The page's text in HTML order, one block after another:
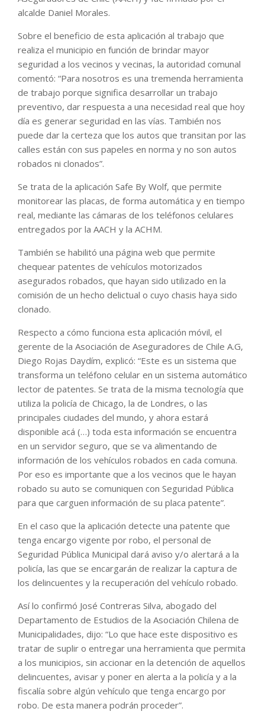
alcalde Daniel Morales.
Sobre el beneficio de esta aplicación al trabajo que
realiza el municipio en función de brindar mayor
seguridad a los vecinos y vecinas, la autoridad comunal
comentó: “Para nosotros es una tremenda herramienta
de trabajo porque significa desarrollar un trabajo
preventivo, dar respuesta a una necesidad real que hoy
día es generar seguridad en las vías. También nos
puede dar la certeza que los autos que transitan por las
calles están con sus papeles en norma y no son autos
robados ni clonados”.
Se trata de la aplicación Safe By Wolf, que permite
monitorear las placas, de forma automática y en tiempo
real, mediante las cámaras de los teléfonos celulares
entregados por la AACH y la ACHM.
También se habilitó una página web que permite
chequear patentes de vehículos motorizados
asegurados robados, que hayan sido utilizado en la
comisión de un hecho delictual o cuyo chasis haya sido
clonado.
Respecto a cómo funciona esta aplicación móvil, el
gerente de la Asociación de Aseguradores de Chile A.G,
Diego Rojas Daydím, explicó: “Este es un sistema que
transforma un teléfono celular en un sistema automático
lector de patentes. Se trata de la misma tecnología que
utiliza la policía de Chicago, la de Londres, o las
principales ciudades del mundo, y ahora estará
disponible acá (…) toda esta información se encuentra
en un servidor seguro, que se va alimentando de
información de los vehículos robados en cada comuna.
Por eso es importante que a los vecinos que le hayan
robado su auto se comuniquen con Seguridad Pública
para que carguen información de su placa patente”.
En el caso que la aplicación detecte una patente que
tenga encargo vigente por robo, el personal de
Seguridad Pública Municipal dará aviso y/o alertará a la
policía, las que se encargarán de realizar la captura de
los delincuentes y la recuperación del vehículo robado.
Así lo confirmó José Contreras Silva, abogado del
Departamento de Estudios de la Asociación Chilena de
Municipalidades, dijo: “Lo que hace este dispositivo es
tratar de suplir o entregar una herramienta que permita
a los municipios, sin accionar en la detención de aquellos
delincuentes, avisar y poner en alerta a la policía y a la
fiscalía sobre algún vehículo que tenga encargo por
robo. De esta manera podrán proceder”.